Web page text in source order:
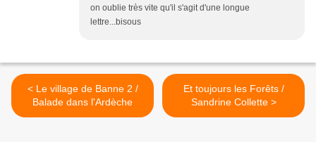
on oublie très vite qu'il s'agit d'une longue
lettre...bisous
< Le village de Banne 2 /
Balade dans l'Ardèche
Et toujours les Forêts /
Sandrine Collette >